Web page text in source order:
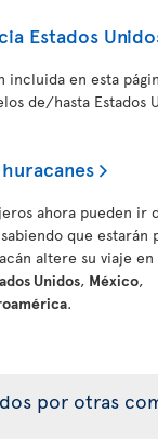
Estados
incluida en esta
de/hasta Estados
ahora pueden ir
que estarán
altere su viaje
Unidos, México,
.
por otras